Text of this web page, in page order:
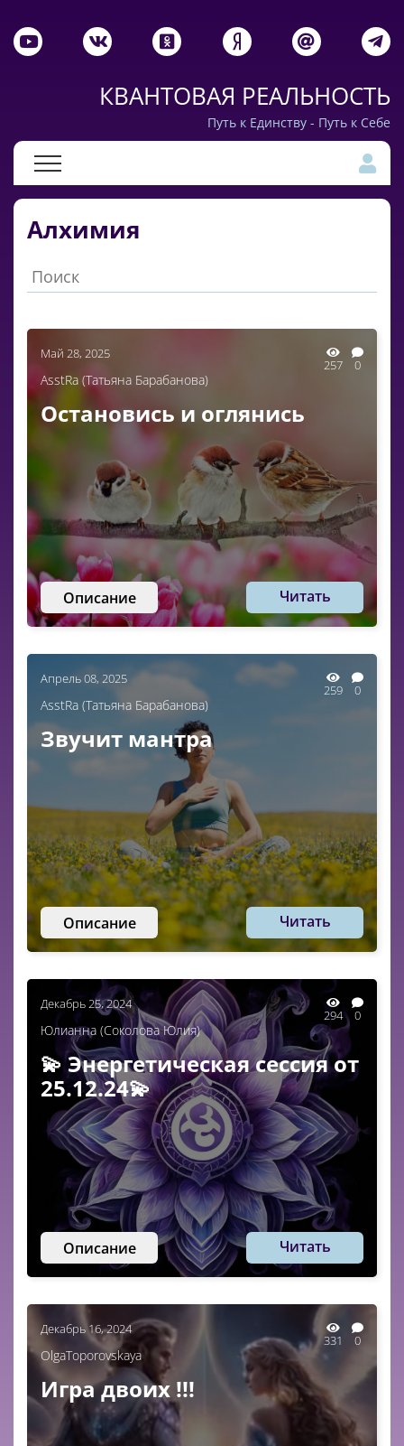
КВАНТОВАЯ РЕАЛЬНОСТЬ
Путь к Единству - Путь к Себе
Алхимия
Май 28, 2025
257 0
AsstRa (Татьяна Барабанова)
Остановись и оглянись
Описание Читать
Апрель 08, 2025
259 0
AsstRa (Татьяна Барабанова)
Звучит мантра
Описание Читать
Декабрь 25, 2024
294 0
Юлианна (Соколова Юлия)
💫 Энергетическая сессия от
25.12.24💫
Описание Читать
Декабрь 16, 2024
331 0
OlgaToporovskaya
Игра двоих !!!